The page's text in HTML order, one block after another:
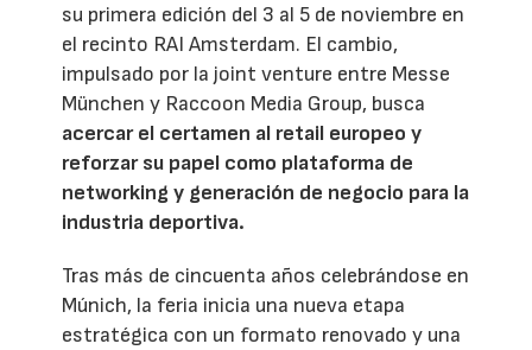
su primera edición del 3 al 5 de noviembre en
el recinto RAI Amsterdam. El cambio,
impulsado por la joint venture entre Messe
München y Raccoon Media Group, busca
acercar el certamen al retail europeo y
reforzar su papel como plataforma de
networking y generación de negocio para la
industria deportiva.
Tras más de cincuenta años celebrándose en
Múnich, la feria inicia una nueva etapa
estratégica con un formato renovado y una